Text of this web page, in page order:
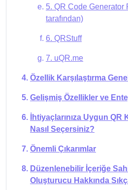
5. QR Code Generator
tarafından)
6. QRStuff
7. uQR.me
Özellik Karşılaştırma
Gelişmiş Özellikler ve
İhtiyaçlarınıza Uygun
Nasıl Seçersiniz?
Önemli Çıkarımlar
Düzenlenebilir İçeriğe
Oluşturucu Hakkında